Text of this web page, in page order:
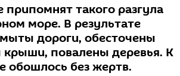
такого разгула
море. В результате
дороги, обесточены
крыши, повалены деревья. К
обошлось без жертв.